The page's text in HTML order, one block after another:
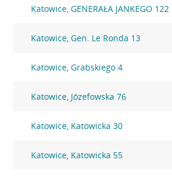
Katowice, GENERAŁA JANKEGO 122
Katowice, Gen. Le Ronda 13
Katowice, Grabskiego 4
Katowice, Józefowska 76
Katowice, Katowicka 30
Katowice, Katowicka 55